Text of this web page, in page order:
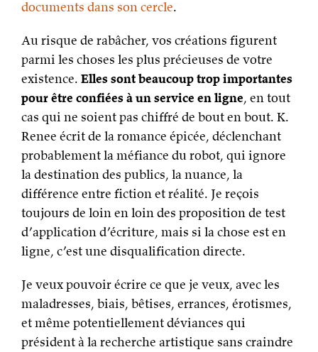
documents dans son cercle.
Au risque de rabâcher, vos créations figurent
parmi les choses les plus précieuses de votre
existence. Elles sont beaucoup trop importantes
pour être confiées à un service en ligne, en tout
cas qui ne soient pas chiffré de bout en bout. K.
Renee écrit de la romance épicée, déclenchant
probablement la méfiance du robot, qui ignore
la destination des publics, la nuance, la
différence entre fiction et réalité. Je reçois
toujours de loin en loin des proposition de test
d’application d’écriture, mais si la chose est en
ligne, c’est une disqualification directe.
Je veux pouvoir écrire ce que je veux, avec les
maladresses, biais, bêtises, errances, érotismes,
et même potentiellement déviances qui
président à la recherche artistique sans craindre